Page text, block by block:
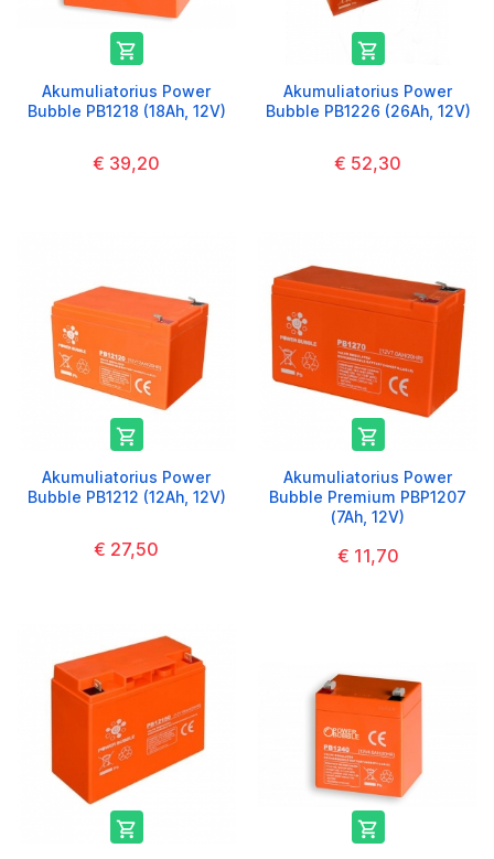

Akumuliatorius Power
Bubble PB1218 (18Ah, 12V)
€ 39,20

Akumuliatorius Power
Bubble PB1226 (26Ah, 12V)
€ 52,30

Akumuliatorius Power
Bubble PB1212 (12Ah, 12V)
€ 27,50

Akumuliatorius Power
Bubble Premium PBP1207
(7Ah, 12V)
€ 11,70
 